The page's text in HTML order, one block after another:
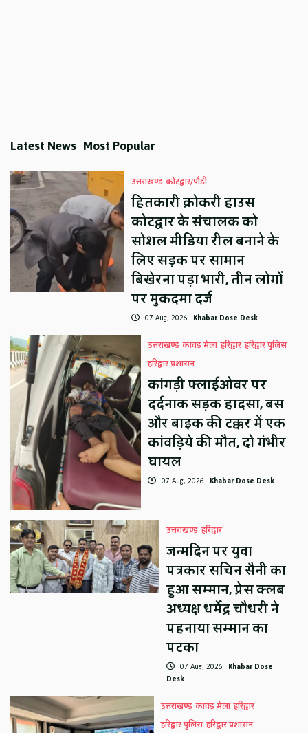
Latest News Most Popular
उत्तराखण्ड कोटद्वार/पौड़ी
हितकारी क्रोकरी हाउस
कोटद्वार के संचालक को
सोशल मीडिया रील बनाने के
लिए सड़क पर सामान
बिखेरना पड़ा भारी, तीन लोगों
पर मुकदमा दर्ज
07 Aug, 2026 Khabar Dose Desk
उत्तराखण्ड कावड़ मेला हरिद्वार हरिद्वार पुलिस
हरिद्वार प्रशासन
कांगड़ी फ्लाईओवर पर
दर्दनाक सड़क हादसा, बस
और बाइक की टक्कर में एक
कांवड़िये की मौत, दो गंभीर
घायल
07 Aug, 2026 Khabar Dose Desk
उत्तराखण्ड हरिद्वार
जन्मदिन पर युवा
पत्रकार सचिन सैनी का
हुआ सम्मान, प्रेस क्लब
अध्यक्ष धर्मेंद्र चौधरी ने
पहनाया सम्मान का
पटका
07 Aug, 2026 Khabar Dose
Desk
उत्तराखण्ड कावड़ मेला हरिद्वार
हरिद्वार पुलिस हरिद्वार प्रशासन